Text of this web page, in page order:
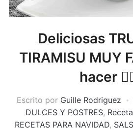
Deliciosas
TIRAMISU MUY
hacer
Escrito por Guille Rodriguez
DULCES Y POSTRES,
RECETAS PARA NAVIDAD,